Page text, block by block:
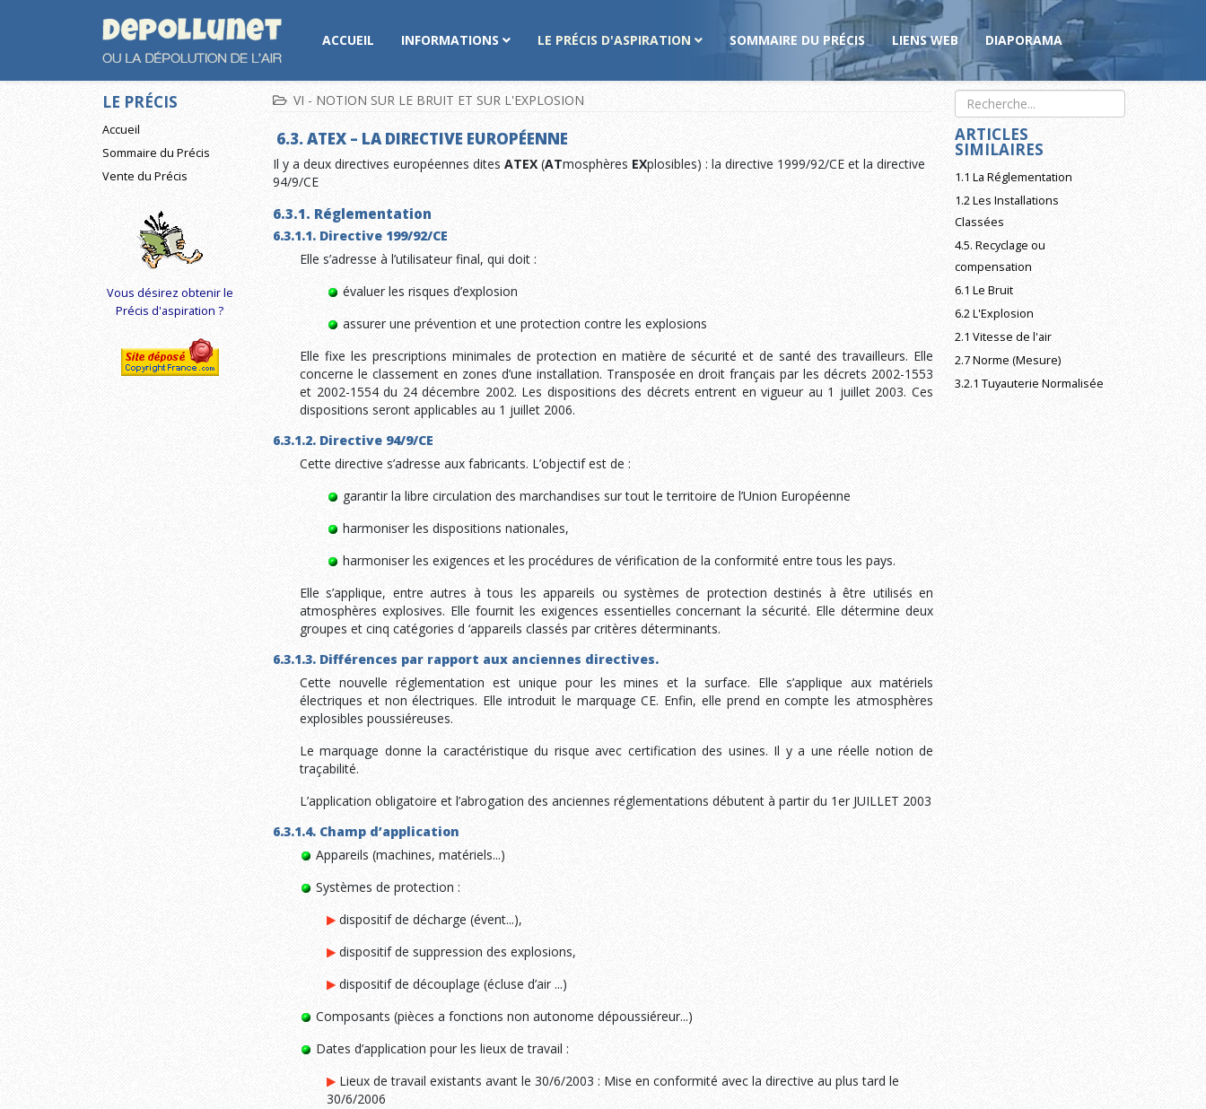
ACCUEIL INFORMATIONS LE PRÉCIS D'ASPIRATION SOMMAIRE DU PRÉCIS LIENS WEB DIAPORAMA
LE PRÉCIS
Accueil
Sommaire du Précis
Vente du Précis
Vous désirez obtenir le
Précis d'aspiration ?
VI - NOTION SUR LE BRUIT ET SUR L'EXPLOSION
6.3. ATEX – LA DIRECTIVE EUROPÉENNE
Il y a deux directives européennes dites ATEX(ATmosphères EXplosibles) : la directive 1999/92/CE et la directive
94/9/CE
6.3.1. Réglementation
6.3.1.1. Directive 199/92/CE
Elle s’adresse à l’utilisateur final, qui doit :
évaluer les risques d’explosion
assurer une prévention et une protection contre les explosions
Elle fixe les prescriptions minimales de protection en matière de sécurité et de santé des travailleurs. Elle
concerne le classement en zones d’une installation. Transposée en droit français par les décrets 2002-1553
et 2002-1554 du 24 décembre 2002. Les dispositions des décrets entrent en vigueur au 1 juillet 2003. Ces
dispositions seront applicables au 1 juillet 2006.
6.3.1.2. Directive 94/9/CE
Cette directive s’adresse aux fabricants. L’objectif est de :
garantir la libre circulation des marchandises sur tout le territoire de l’Union Européenne
harmoniser les dispositions nationales,
harmoniser les exigences et les procédures de vérification de la conformité entre tous les pays.
Elle s’applique, entre autres à tous les appareils ou systèmes de protection destinés à être utilisés en
atmosphères explosives. Elle fournit les exigences essentielles concernant la sécurité. Elle détermine deux
groupes et cinq catégories d ‘appareils classés par critères déterminants.
6.3.1.3. Différences par rapport aux anciennes directives.
Cette nouvelle réglementation est unique pour les mines et la surface. Elle s’applique aux matériels
électriques et non électriques. Elle introduit le marquage CE. Enfin, elle prend en compte les atmosphères
explosibles poussiéreuses.
Le marquage donne la caractéristique du risque avec certification des usines. Il y a une réelle notion de
traçabilité.
L’application obligatoire et l’abrogation des anciennes réglementations débutent à partir du 1er JUILLET 2003
6.3.1.4. Champ d’application
Appareils (machines, matériels...)
Systèmes de protection :
dispositif de décharge (évent...),
dispositif de suppression des explosions,
dispositif de découplage (écluse d’air ...)
Composants (pièces a fonctions non autonome dépoussiéreur...)
Dates d’application pour les lieux de travail :
Lieux de travail existants avant le 30/6/2003 : Mise en conformité avec la directive au plus tard le
30/6/2006
ARTICLES
SIMILAIRES
1.1 La Réglementation
1.2 Les Installations
Classées
4.5. Recyclage ou
compensation
6.1 Le Bruit
6.2 L'Explosion
2.1 Vitesse de l'air
2.7 Norme (Mesure)
3.2.1 Tuyauterie Normalisée